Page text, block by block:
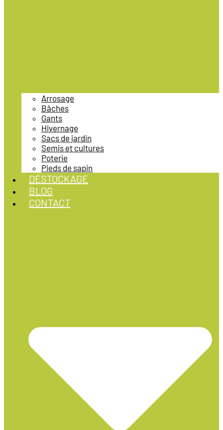
Arrosage
Bâches
Gants
Hivernage
Sacs de jardin
Semis et cultures
Poterie
Pieds de sapin
DÉSTOCKAGE
BLOG
CONTACT